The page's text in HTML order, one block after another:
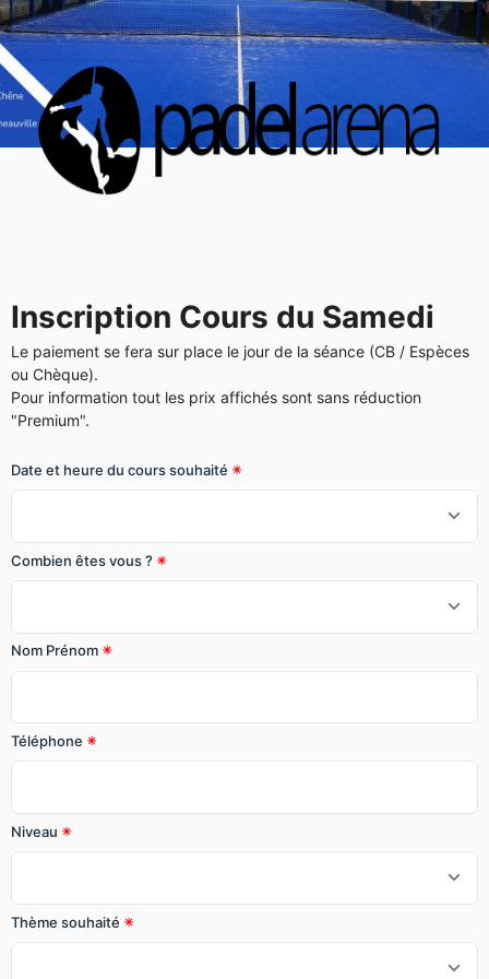
Inscription Cours du Samedi
Le paiement se fera sur place le jour de la séance (CB / Espèces
ou Chèque).
Pour information tout les prix affichés sont sans réduction
"Premium".
Date et heure du cours souhaité
Combien êtes vous ?
Nom Prénom
Téléphone
Niveau
Thème souhaité